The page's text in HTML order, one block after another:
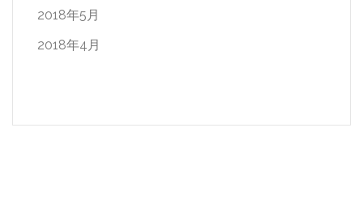
2018年5月
2018年4月